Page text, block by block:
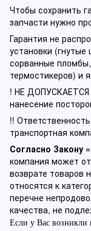
Чтобы сохранить
запчасти нужно
Гарантия не
установки
сорванные
термостикеров) и
! НЕ ДОПУСКАЕТСЯ
нанесение
!!
транспортная
Согласно Закону
компания может
возврате товаров
относятся к
перечне
качества, не
Если у Вас возникли